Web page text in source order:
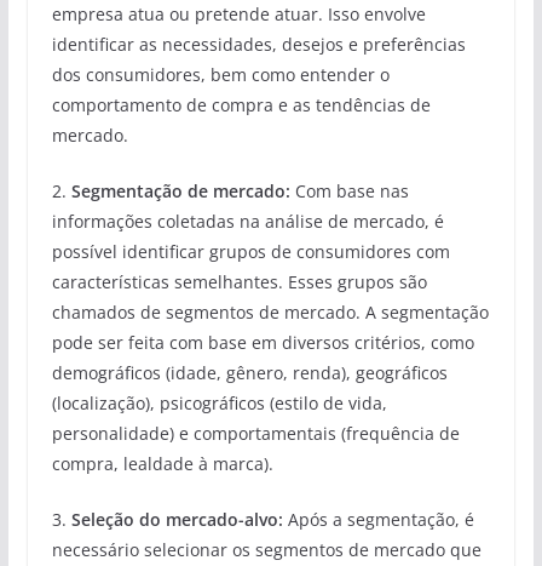
empresa atua ou pretende atuar. Isso envolve
identificar as necessidades, desejos e preferências
dos consumidores, bem como entender o
comportamento de compra e as tendências de
mercado.
2. Segmentação de mercado: Com base nas
informações coletadas na análise de mercado, é
possível identificar grupos de consumidores com
características semelhantes. Esses grupos são
chamados de segmentos de mercado. A segmentação
pode ser feita com base em diversos critérios, como
demográficos (idade, gênero, renda), geográficos
(localização), psicográficos (estilo de vida,
personalidade) e comportamentais (frequência de
compra, lealdade à marca).
3. Seleção do mercado-alvo: Após a segmentação, é
necessário selecionar os segmentos de mercado que